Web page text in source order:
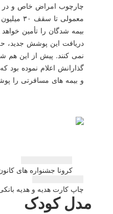
چارچوب امراض خاص و در
معمولی تا
بیمه شدگان را تأمین
دریافت این پوشش جدید،
نمی كنند. پیش از این هم
گذارانش اعلام نموده بود
و بیمه های مسافرتی را
راهبری
نوشته
كرونا جشنواره های
چاپ كارت هدیه و هدیه
مدل کودک